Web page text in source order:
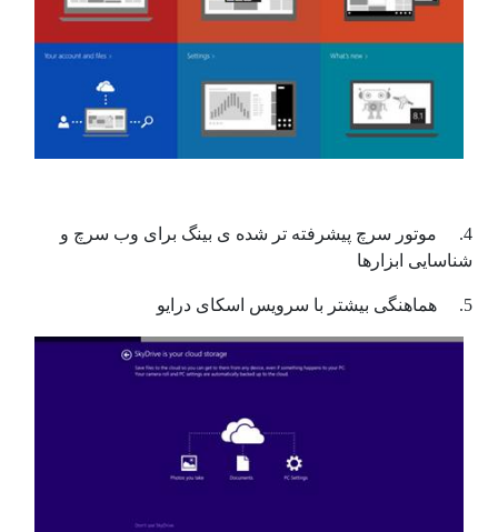
4. موتور سرچ پیشرفته تر شده ی بینگ برای وب سرچ و
شناسایی ابزارها
5. هماهنگی بیشتر با سرویس اسکای درایو